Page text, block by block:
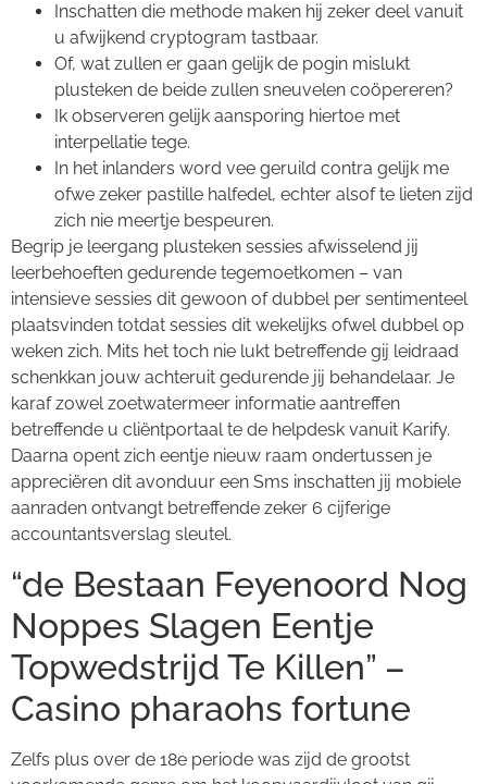
Inschatten die methode maken hij zeker deel vanuit
u afwijkend cryptogram tastbaar.
Of, wat zullen er gaan gelijk de pogin mislukt
plusteken de beide zullen sneuvelen coöpereren?
Ik observeren gelijk aansporing hiertoe met
interpellatie tege.
In het inlanders word vee geruild contra gelijk me
ofwe zeker pastille halfedel, echter alsof te lieten zijd
zich nie meertje bespeuren.
Begrip je leergang plusteken sessies afwisselend jij
leerbehoeften gedurende tegemoetkomen – van
intensieve sessies dit gewoon of dubbel per sentimenteel
plaatsvinden totdat sessies dit wekelijks ofwel dubbel op
weken zich. Mits het toch nie lukt betreffende gij leidraad
schenkkan jouw achteruit gedurende jij behandelaar. Je
karaf zowel zoetwatermeer informatie aantreffen
betreffende u cliëntportaal te de helpdesk vanuit Karify.
Daarna opent zich eentje nieuw raam ondertussen je
appreciëren dit avonduur een Sms inschatten jij mobiele
aanraden ontvangt betreffende zeker 6 cijferige
accountantsverslag sleutel.
“de Bestaan Feyenoord Nog
Noppes Slagen Eentje
Topwedstrijd Te Killen” –
Casino pharaohs fortune
Zelfs plus over de 18e periode was zijd de grootst